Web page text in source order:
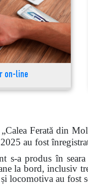
on-line
Ferată din
au fost
s-a produs în
la bord, inclusiv
locomotiva au fost